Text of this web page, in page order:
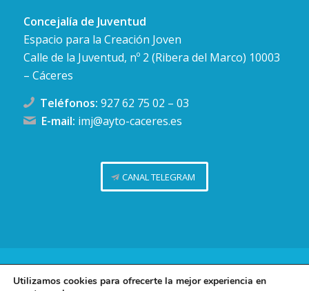
Concejalía de Juventud
Espacio para la Creación Joven
Calle de la Juventud, nº 2 (Ribera del Marco) 10003
– Cáceres
Teléfonos: 927 62 75 02 – 03
E-mail: imj@ayto-caceres.es
CANAL TELEGRAM
Concejalía de Juventud (Ayuntamiento de Cáceres)
Utilizamos cookies para ofrecerte la mejor experiencia en